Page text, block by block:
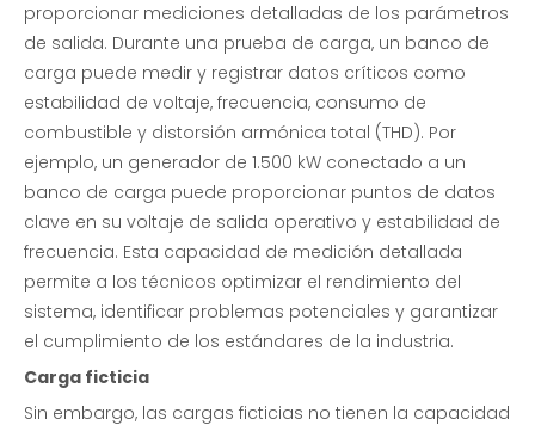
proporcionar mediciones detalladas de los parámetros
de salida. Durante una prueba de carga, un banco de
carga puede medir y registrar datos críticos como
estabilidad de voltaje, frecuencia, consumo de
combustible y distorsión armónica total (THD). Por
ejemplo, un generador de 1.500 kW conectado a un
banco de carga puede proporcionar puntos de datos
clave en su voltaje de salida operativo y estabilidad de
frecuencia. Esta capacidad de medición detallada
permite a los técnicos optimizar el rendimiento del
sistema, identificar problemas potenciales y garantizar
el cumplimiento de los estándares de la industria.
Carga ficticia
Sin embargo, las cargas ficticias no tienen la capacidad